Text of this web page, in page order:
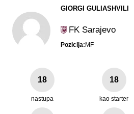
GIORGI GULIASHVILI
FK Sarajevo
Pozicija: MF
18
nastupa
18
kao starter